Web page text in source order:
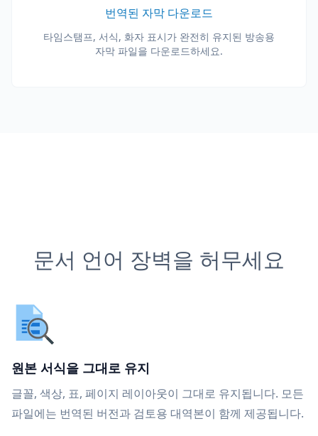
번역된 자막 다운로드
타임스탬프, 서식, 화자 표시가 완전히 유지된 방송용
자막 파일을 다운로드하세요.
문서 언어 장벽을 허무세요
원본 서식을 그대로 유지
글꼴, 색상, 표, 페이지 레이아웃이 그대로 유지됩니다. 모든
파일에는 번역된 버전과 검토용 대역본이 함께 제공됩니다.